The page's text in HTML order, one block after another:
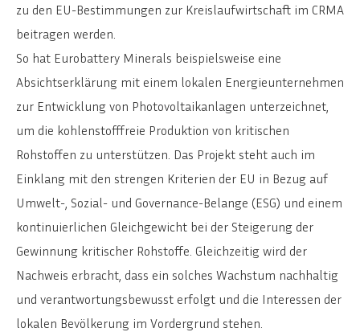
zu den EU-Bestimmungen zur Kreislaufwirtschaft im CRMA
beitragen werden.
So hat Eurobattery Minerals beispielsweise eine
Absichtserklärung mit einem lokalen Energieunternehmen
zur Entwicklung von Photovoltaikanlagen unterzeichnet,
um die kohlenstofffreie Produktion von kritischen
Rohstoffen zu unterstützen. Das Projekt steht auch im
Einklang mit den strengen Kriterien der EU in Bezug auf
Umwelt-, Sozial- und Governance-Belange (ESG) und einem
kontinuierlichen Gleichgewicht bei der Steigerung der
Gewinnung kritischer Rohstoffe. Gleichzeitig wird der
Nachweis erbracht, dass ein solches Wachstum nachhaltig
und verantwortungsbewusst erfolgt und die Interessen der
lokalen Bevölkerung im Vordergrund stehen.